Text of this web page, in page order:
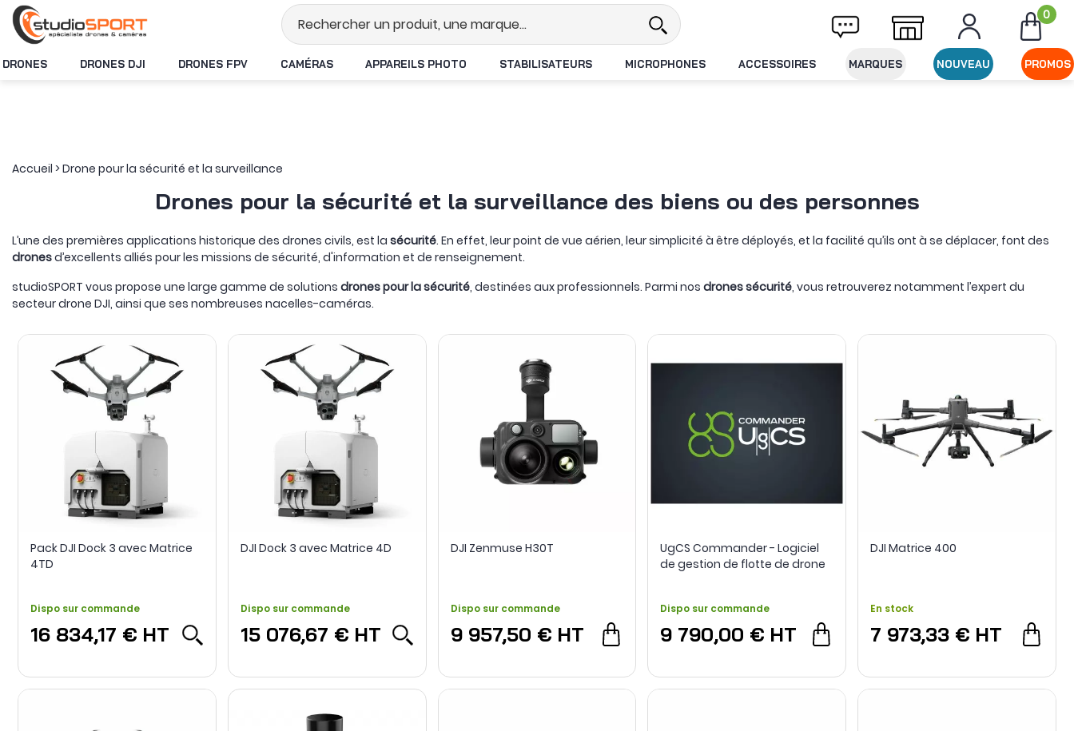
Stock en temps réel Livraison offerte dès 49€ d'achat Expédition le
0
DRONES DRONES DJI DRONES FPV CAMÉRAS APPAREILS PHOTO STABILISATEURS MICROPHONES ACCESSOIRES MARQUES NOUVEAU PROMOS
Accueil >Drone pour la sécurité et la surveillance
Drones pour la sécurité et la surveillance des biens ou des personnes
L’une des premières applications historique des drones civils, est la sécurité. En effet, leur point de vue aérien, leur simplicité à être déployés, et la facilité qu’ils ont à se déplacer, font des
dronesd’excellents alliés pour les missions de sécurité, d'information et de renseignement.
studioSPORT vous propose une large gamme de solutions drones pour la sécurité, destinées aux professionnels. Parmi nos drones sécurité, vous retrouverez notamment l’expert du
secteur drone DJI, ainsi que ses nombreuses nacelles-caméras.
Pack DJI Dock 3 avec Matrice
4TD
Dispo sur commande
16 834,17 € HT
DJI Dock 3 avec Matrice 4D
Dispo sur commande
15 076,67 € HT
DJI Zenmuse H30T
Dispo sur commande
9 957,50 € HT
UgCS Commander - Logiciel
de gestion de flotte de drone
Dispo sur commande
9 790,00 € HT
DJI Matrice 400
En stock
7 973,33 € HT